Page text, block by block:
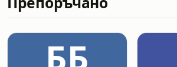
доброто тесто.Подкастът е за
магазина. За пътя от
избора какво да
идеята им за чиста храна –
тренд, а като
ББ